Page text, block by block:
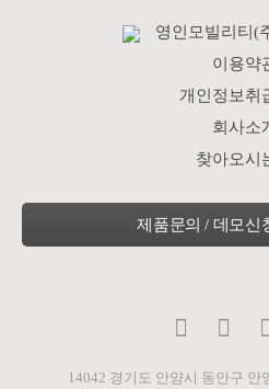
"영인모빌리티 웹사이트" 서비스를
인모빌리티"은 다양한 서비스를 이
제공하고 이용자가 "영인모빌리티
개인정보를 수집하고 있습니다. 개
품배송, 구매 및 요금 결제, 기술지원
내. - 설문조사 : 영인모빌리티 영업,
영인모빌리티(
이용약
개인정보취
회사소
찾아오시
14042 경기도 안양시 동안구 안